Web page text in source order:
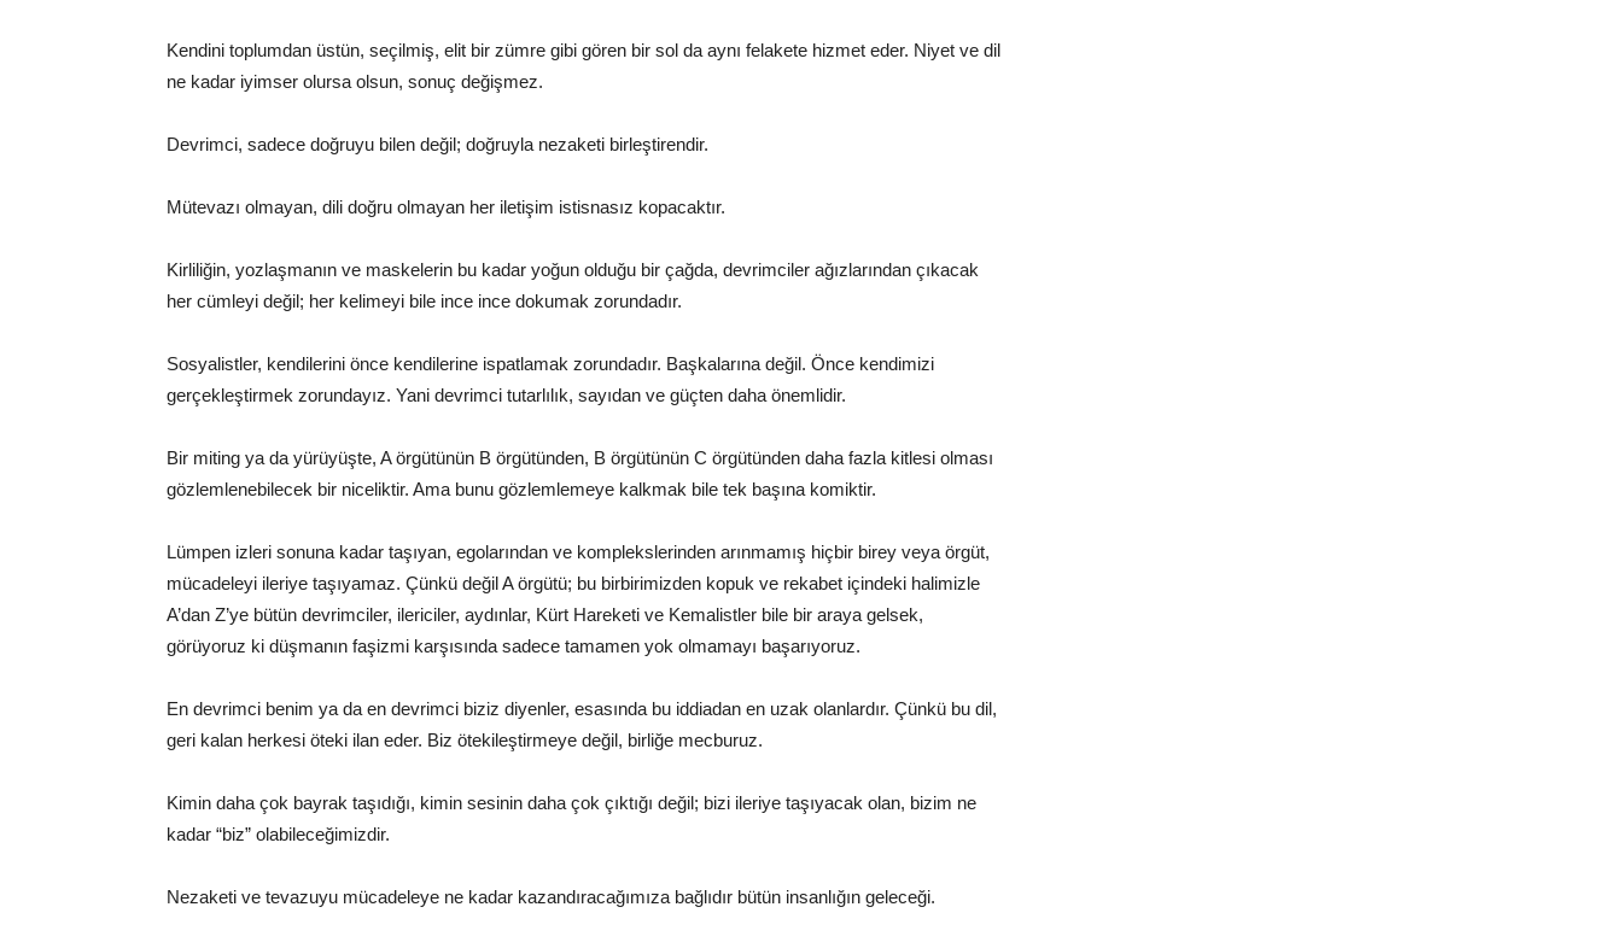
Kendini toplumdan üstün, seçilmiş, elit bir zümre gibi gören bir sol da aynı felakete hizmet eder. Niyet ve dil
ne kadar iyimser olursa olsun, sonuç değişmez.
Devrimci, sadece doğruyu bilen değil; doğruyla nezaketi birleştirendir.
Mütevazı olmayan, dili doğru olmayan her iletişim istisnasız kopacaktır.
Kirliliğin, yozlaşmanın ve maskelerin bu kadar yoğun olduğu bir çağda, devrimciler ağızlarından çıkacak
her cümleyi değil; her kelimeyi bile ince ince dokumak zorundadır.
Sosyalistler, kendilerini önce kendilerine ispatlamak zorundadır. Başkalarına değil. Önce kendimizi
gerçekleştirmek zorundayız. Yani devrimci tutarlılık, sayıdan ve güçten daha önemlidir.
Bir miting ya da yürüyüşte, A örgütünün B örgütünden, B örgütünün C örgütünden daha fazla kitlesi olması
gözlemlenebilecek bir niceliktir. Ama bunu gözlemlemeye kalkmak bile tek başına komiktir.
Lümpen izleri sonuna kadar taşıyan, egolarından ve komplekslerinden arınmamış hiçbir birey veya örgüt,
mücadeleyi ileriye taşıyamaz. Çünkü değil A örgütü; bu birbirimizden kopuk ve rekabet içindeki halimizle
A’dan Z’ye bütün devrimciler, ilericiler, aydınlar, Kürt Hareketi ve Kemalistler bile bir araya gelsek,
görüyoruz ki düşmanın faşizmi karşısında sadece tamamen yok olmamayı başarıyoruz.
En devrimci benim ya da en devrimci biziz diyenler, esasında bu iddiadan en uzak olanlardır. Çünkü bu dil,
geri kalan herkesi öteki ilan eder. Biz ötekileştirmeye değil, birliğe mecburuz.
Kimin daha çok bayrak taşıdığı, kimin sesinin daha çok çıktığı değil; bizi ileriye taşıyacak olan, bizim ne
kadar “biz” olabileceğimizdir.
Nezaketi ve tevazuyu mücadeleye ne kadar kazandıracağımıza bağlıdır bütün insanlığın geleceği.